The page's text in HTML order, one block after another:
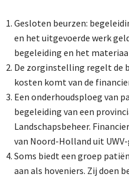
Gesloten beurzen:
en het uitgevoerde werk
begeleiding en het
De zorginstelling regelt de
kosten komt van de
Een onderhoudsploeg van
begeleiding van een
Landschapsbeheer.
van Noord-Holland uit
Soms biedt een groep
aan als hoveniers. Zij doen